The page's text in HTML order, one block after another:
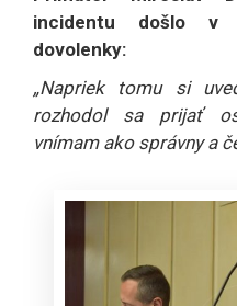
incidentu došlo v
dovolenky:
„Napriek tomu si
rozhodol sa prijať
vnímam ako správny a